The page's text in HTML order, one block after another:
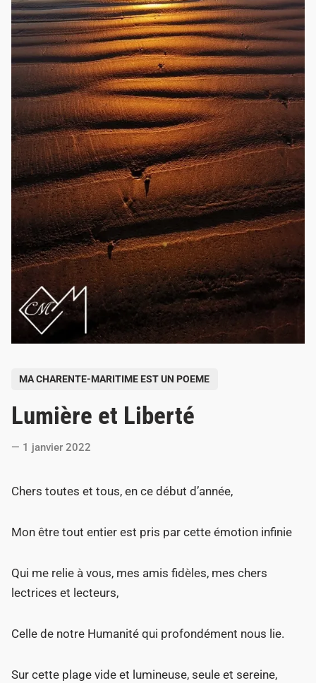
s
i
MA CHARENTE-MARITIME EST UN POEME
Lumière et Liberté
1 janvier 2022
Chers toutes et tous, en ce début d’année,
Mon être tout entier est pris par cette émotion infinie
Qui me relie à vous, mes amis fidèles, mes chers
lectrices et lecteurs,
Celle de notre Humanité qui profondément nous lie.
Sur cette plage vide et lumineuse, seule et sereine,